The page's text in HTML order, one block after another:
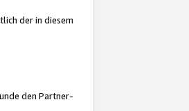
der in diesem
den Partner-